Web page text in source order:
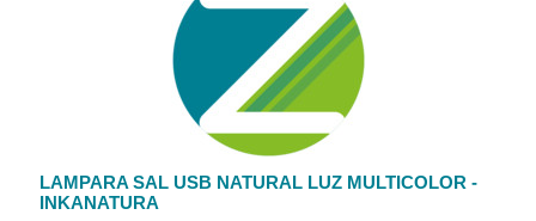
LAMPARA SAL USB NATURAL LUZ MULTICOLOR -
INKANATURA